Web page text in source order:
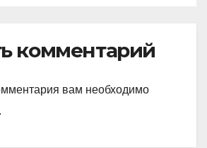
комментарий
вам необходимо
.